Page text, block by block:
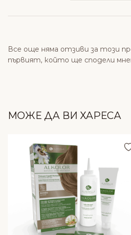
Все още няма отзиви за този
първият, който ще сподели
МОЖЕ ДА ВИ ХАРЕСА